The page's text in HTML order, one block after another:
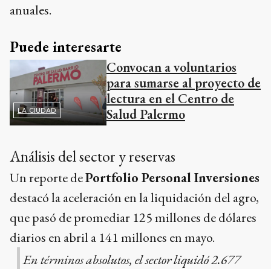
anuales.
Puede interesarte
LA CIUDAD
Convocan a voluntarios
para sumarse al proyecto de
lectura en el Centro de
Salud Palermo
Análisis del sector y reservas
Un reporte dePortfolio Personal Inversiones
destacó la aceleración en la liquidación del agro,
que pasó de promediar 125 millones de dólares
diarios en abril a 141 millones en mayo.
En términos absolutos, el sector liquidó 2.677